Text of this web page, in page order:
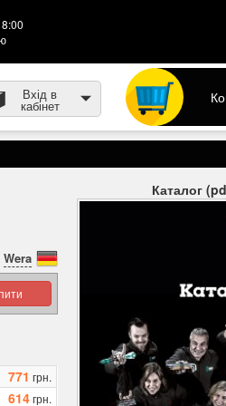
Вхід в
кабінет
Wera
771 грн.
614грн.
Каталог